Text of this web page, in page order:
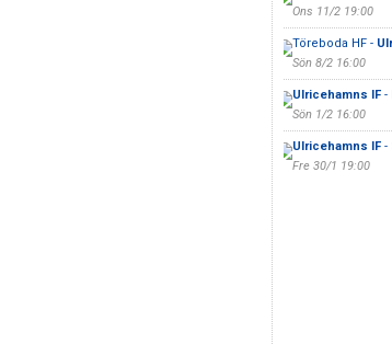
Ons 11/2 19:00
Töreboda HF -
Sön 8/2 16:00
Ulricehamns IF-
Sön 1/2 16:00
Ulricehamns IF-
Fre 30/1 19:00